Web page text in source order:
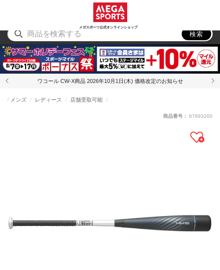
メガスポーツ公式オンラインショップ
アウトドア
検索
ワコール CW-X商品 2026年10月1日(木) 価格改定のお知らせ
メンズ レディース 店舗受取可能
商品番号： 67693200